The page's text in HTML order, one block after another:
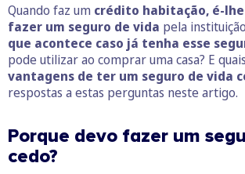
Quando faz um crédito habitação, é-
fazer um seguro de vida pela
que acontece caso já tenha esse
pode utilizar ao comprar uma casa? E
vantagens de ter um seguro de vida
respostas a estas perguntas neste artigo.
Porque devo fazer um
cedo?